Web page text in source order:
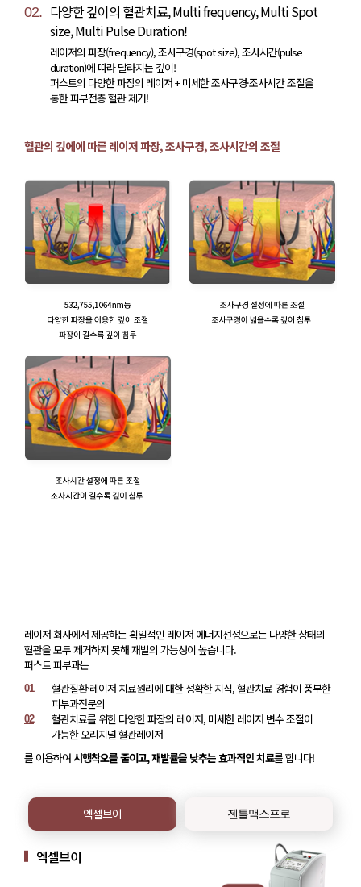
02. 다양한 깊이의 혈관치료, Multi frequency, Multi Spot
size, Multi Pulse Duration!
레이저의 파장(frequency), 조사구경(spot size), 조사시간(pulse
duration)에 따라 달라지는 깊이!
퍼스트의 다양한 파장의 레이저 + 미세한 조사구경·조사시간 조절을
통한 피부전층 혈관 제거!
혈관의 깊에에 따른 레이저 파장, 조사구경, 조사시간의 조절
레이저 회사에서 제공하는 획일적인 레이저 에너지선정으로는 다양한 상태의
혈관을 모두 제거하지 못해 재발의 가능성이 높습니다.
퍼스트 피부과는
01
혈관질환·레이저 치료원리에 대한 정확한 지식, 혈관치료 경험이 풍부한
피부과전문의
02
혈관치료를 위한 다양한 파장의 레이저, 미세한 레이저 변수 조절이
가능한 오리지널 혈관레이저
를 이용하여시행착오를 줄이고, 재발률을 낮추는 효과적인 치료를 합니다!
엑셀브이 젠틀맥스프로
엑셀브이